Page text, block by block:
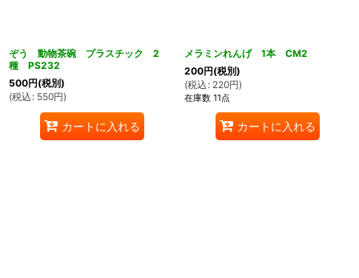
ぞう 動物茶碗 プラスチック 2
種 PS232
500円(税別)
(税込 : 550円)
カートに入れる
メラミンれんげ 1本 CM2
200円(税別)
(税込 : 220円)
在庫数 11点
カートに入れる